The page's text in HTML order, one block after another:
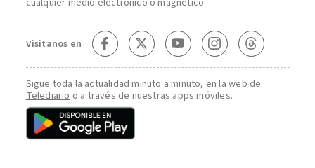
Visitanos en
Sigue toda la actualidad minuto a minuto, en la web de
Telediario o a través de nuestras apps móviles.